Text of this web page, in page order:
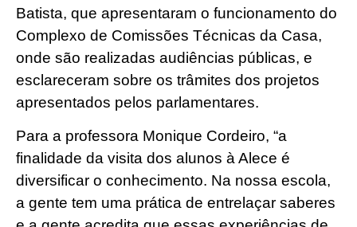
Batista, que apresentaram o funcionamento do
Complexo de Comissões Técnicas da Casa,
onde são realizadas audiências públicas, e
esclareceram sobre os trâmites dos projetos
apresentados pelos parlamentares.
Para a professora Monique Cordeiro, “a
finalidade da visita dos alunos à Alece é
diversificar o conhecimento. Na nossa escola,
a gente tem uma prática de entrelaçar saberes